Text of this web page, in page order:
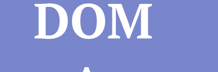
DOM